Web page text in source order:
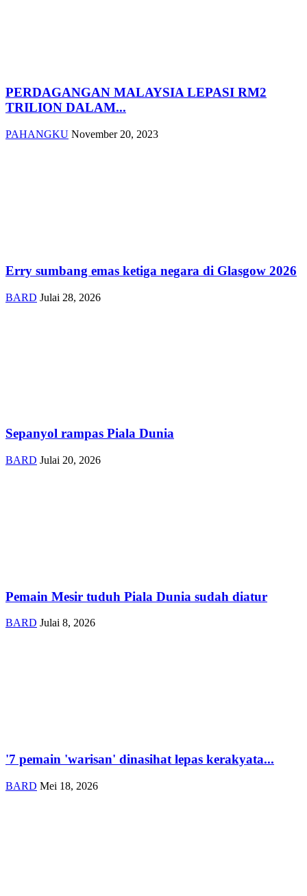
PERDAGANGAN MALAYSIA LEPASI RM2
TRILION DALAM...
PAHANGKU November 20, 2023
Erry sumbang emas ketiga negara di Glasgow 2026
BARD Julai 28, 2026
Sepanyol rampas Piala Dunia
BARD Julai 20, 2026
Pemain Mesir tuduh Piala Dunia sudah diatur
BARD Julai 8, 2026
'7 pemain 'warisan' dinasihat lepas kerakyata...
BARD Mei 18, 2026